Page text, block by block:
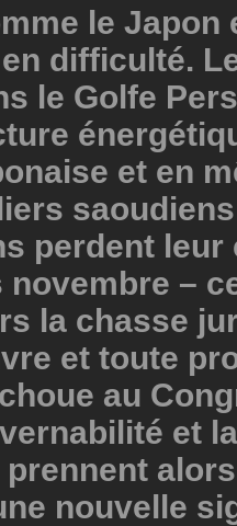
le Japon
difficulté.
le Golfe
et en
perdent leur
–
la chasse
et toute
au
et
nouvelle